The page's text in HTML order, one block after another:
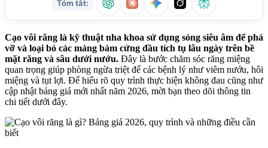
Cạo vôi răng là kỹ thuật nha khoa sử dụng sóng siêu âm để phá
vỡ và loại bỏ các mảng bám cứng đầu tích tụ lâu ngày trên bề
mặt răng và sâu dưới nướu. Đây là bước chăm sóc răng miệng
quan trọng giúp phòng ngừa triệt để các bệnh lý như viêm nướu, hôi
miệng và tụt lợi. Để hiểu rõ quy trình thực hiện không đau cũng như
cập nhật bảng giá mới nhất năm 2026, mời bạn theo dõi thông tin
chi tiết dưới đây.